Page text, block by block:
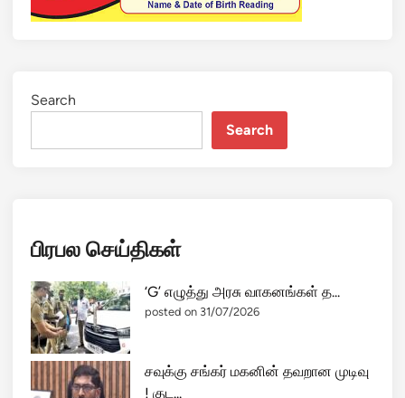
Search
Search
பிரபல செய்திகள்
‘G’ எழுத்து அரசு வாகனங்கள் த...
posted on 31/07/2026
சவுக்கு சங்கர் மகனின் தவறான முடிவு
! குட...